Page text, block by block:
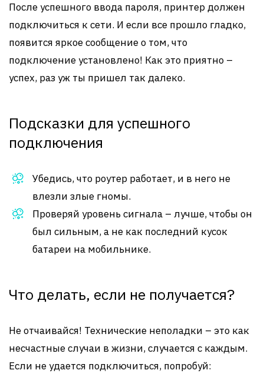
После успешного ввода пароля, принтер должен
подключиться к сети. И если все прошло гладко,
появится яркое сообщение о том, что
подключение установлено! Как это приятно –
успех, раз уж ты пришел так далеко.
Подсказки для успешного
подключения
Убедись, что роутер работает, и в него не
влезли злые гномы.
Проверяй уровень сигнала – лучше, чтобы он
был сильным, а не как последний кусок
батареи на мобильнике.
Что делать, если не получается?
Не отчаивайся! Технические неполадки – это как
несчастные случаи в жизни, случается с каждым.
Если не удается подключиться, попробуй: